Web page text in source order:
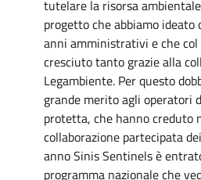
tutelare la risorsa
progetto che abbiamo
anni amministrativi e che col
cresciuto tanto grazie alla
Legambiente. Per questo
grande merito agli operatori
protetta, che hanno creduto
collaborazione partecipata
anno Sinis Sentinels è
programma nazionale che